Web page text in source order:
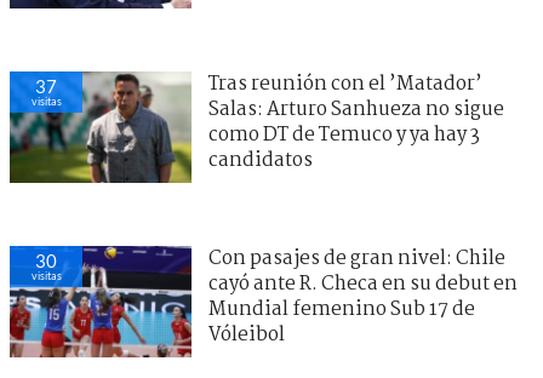
37
visitas
Tras reunión con el ’Matador’
Salas: Arturo Sanhueza no sigue
como DT de Temuco y ya hay 3
candidatos
30
visitas
Con pasajes de gran nivel: Chile
cayó ante R. Checa en su debut en
Mundial femenino Sub 17 de
Vóleibol